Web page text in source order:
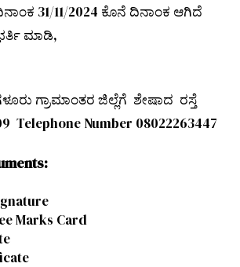
31/11/2024 ಕೊನೆ ದಿನಾಂಕ ಆಗಿದೆ
ಮಾಡಿ,
ಗ್ರಾಮಾಂತರ ಜಿಲ್ಲೆಗೆ ಶೇಷಾದ ರಸ್ತೆ
Telephone Number 08022263447
Marks Card